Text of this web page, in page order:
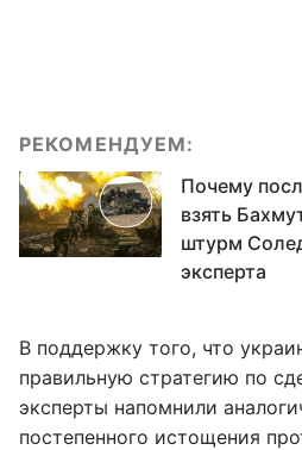
РЕКОМЕНДУЕМ:
Почему
взять
штурм
эксперта
В поддержку того, что
правильную стратегию по
эксперты напомнили
постепенного истощения